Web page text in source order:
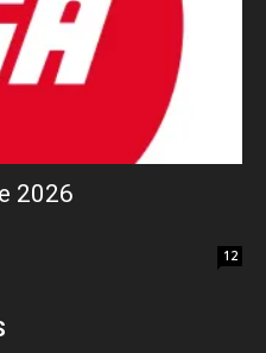
2026
12